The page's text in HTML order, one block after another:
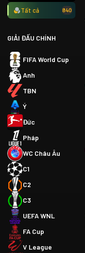
Tất cả 840
GIẢI ĐẤU CHÍNH
FIFA World Cup
Anh
TBN
Ý
Đức
Pháp
WC Châu Âu
C1
C2
C3
UEFA WNL
FA Cup
V League